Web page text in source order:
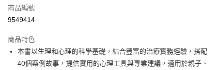
ATM付款
運送方式
付款後全家取貨
每筆NT$60，滿NT$499(含以上)免運費
商品編號
9549414
商品特色
本書以生理和心理的科學基礎，結合豐富的治療實務經驗，搭配
40個案例故事，提供實用的心理工具與專業建議，適用於親子、